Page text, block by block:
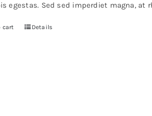
egestas. Sed sed imperdiet magna, at
cart Details